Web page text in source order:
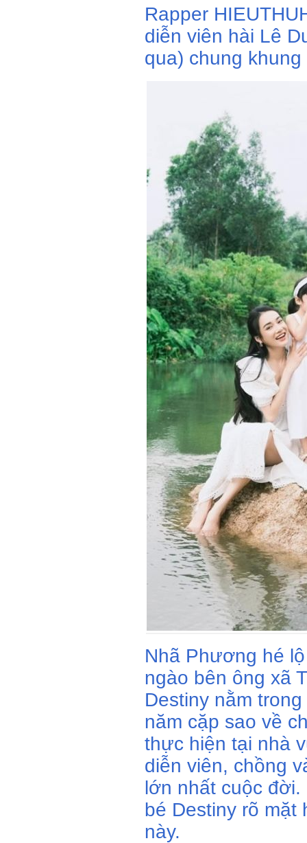
Rapper
diễn viên hài Lê
qua) chung
Nhã Phương hé
ngào bên ông xã
Destiny nằm
năm cặp sao về
thực hiện tại nhà
diễn viên, chồng
lớn nhất cuộc
bé Destiny rõ mặt
này.